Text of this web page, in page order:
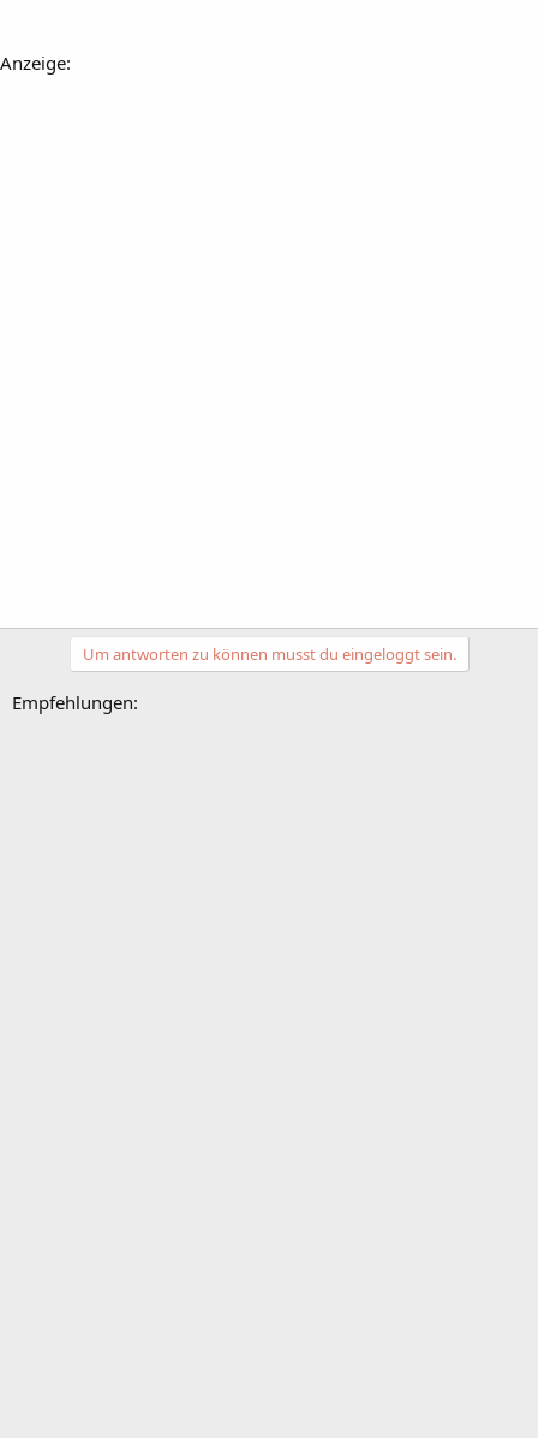
Anzeige:
Um antworten zu können musst du eingeloggt sein.
Empfehlungen: